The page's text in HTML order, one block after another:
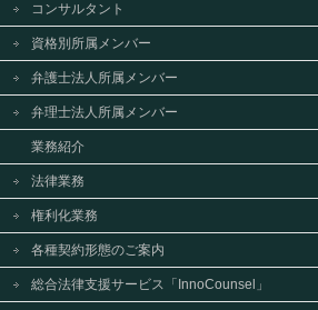
コンサルタント
資格別所属メンバー
弁護士法人所属メンバー
弁理士法人所属メンバー
業務紹介
法律業務
権利化業務
各種契約形態のご案内
総合法律支援サービス「InnoCounsel」